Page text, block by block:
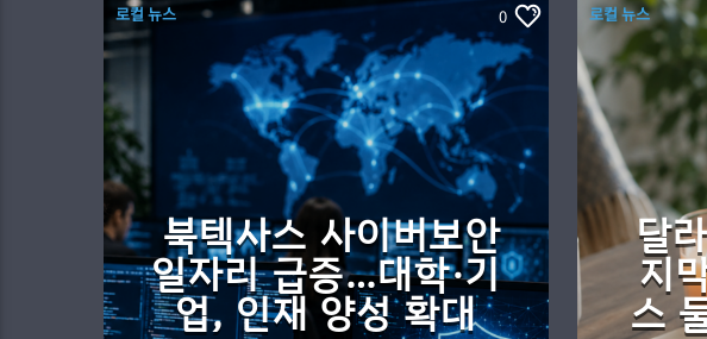
로컬 뉴스 0
북텍사스 사이버보안
일자리 급증…대학·기
업, 인재 양성 확대
로컬 뉴스
달
지
스